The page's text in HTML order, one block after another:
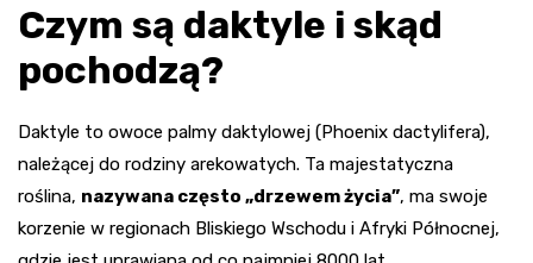
Czym są daktyle i skąd
pochodzą?
Daktyle to owoce palmy daktylowej (Phoenix dactylifera),
należącej do rodziny arekowatych. Ta majestatyczna
roślina, nazywana często „drzewem życia”, ma swoje
korzenie w regionach Bliskiego Wschodu i Afryki Północnej,